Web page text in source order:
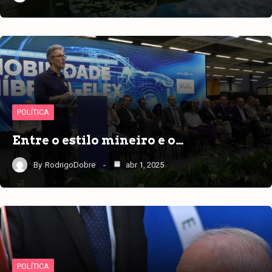
POLÍTICA
Entre o estilo mineiro e o…
By RodrigoDobre abr 1, 2025
POLÍTICA